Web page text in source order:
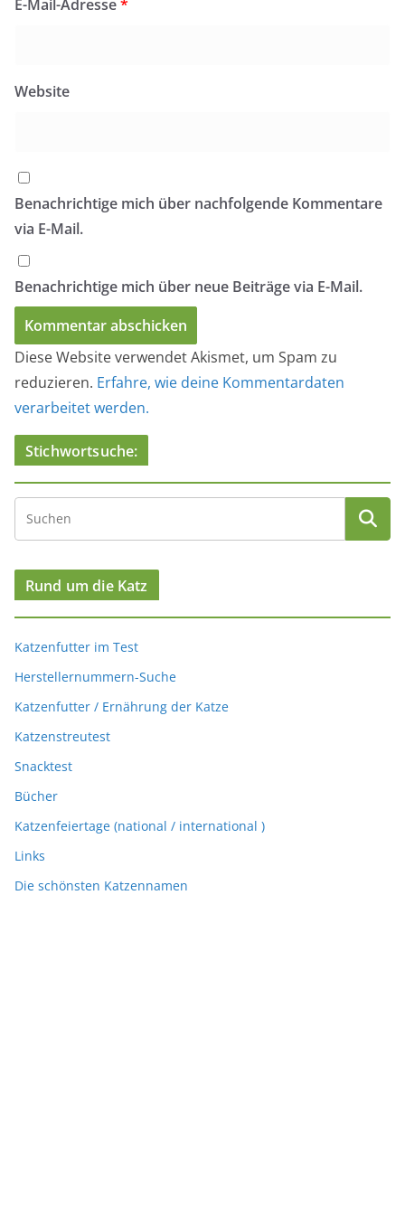
E-Mail-Adresse*
Website
Benachrichtige mich über nachfolgende Kommentare
via E-Mail.
Benachrichtige mich über neue Beiträge via E-Mail.
Diese Website verwendet Akismet, um Spam zu
reduzieren. Erfahre, wie deine Kommentardaten
verarbeitet werden.
Stichwortsuche:
Rund um die Katz
Katzenfutter im Test
Herstellernummern-Suche
Katzenfutter / Ernährung der Katze
Katzenstreutest
Snacktest
Bücher
Katzenfeiertage (national / international )
Links
Die schönsten Katzennamen